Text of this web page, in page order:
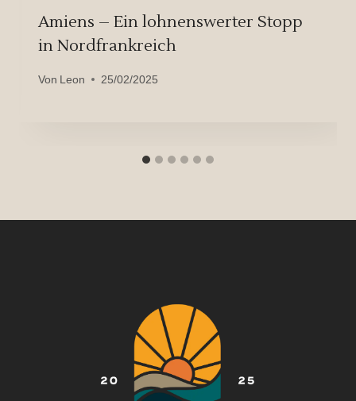
Amiens – Ein lohnenswerter Stopp
in Nordfrankreich
Von Leon 25/02/2025